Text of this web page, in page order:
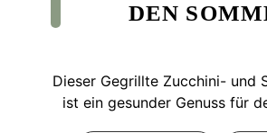
DEN
Dieser Gegrillte Zucchini- und
ist ein gesunder Genuss für